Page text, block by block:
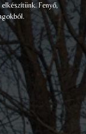
Fenyő,